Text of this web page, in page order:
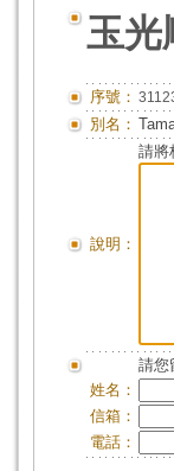
玉光
序號：
別名：
說明：
請將
請您
姓名：
信箱：
電話：